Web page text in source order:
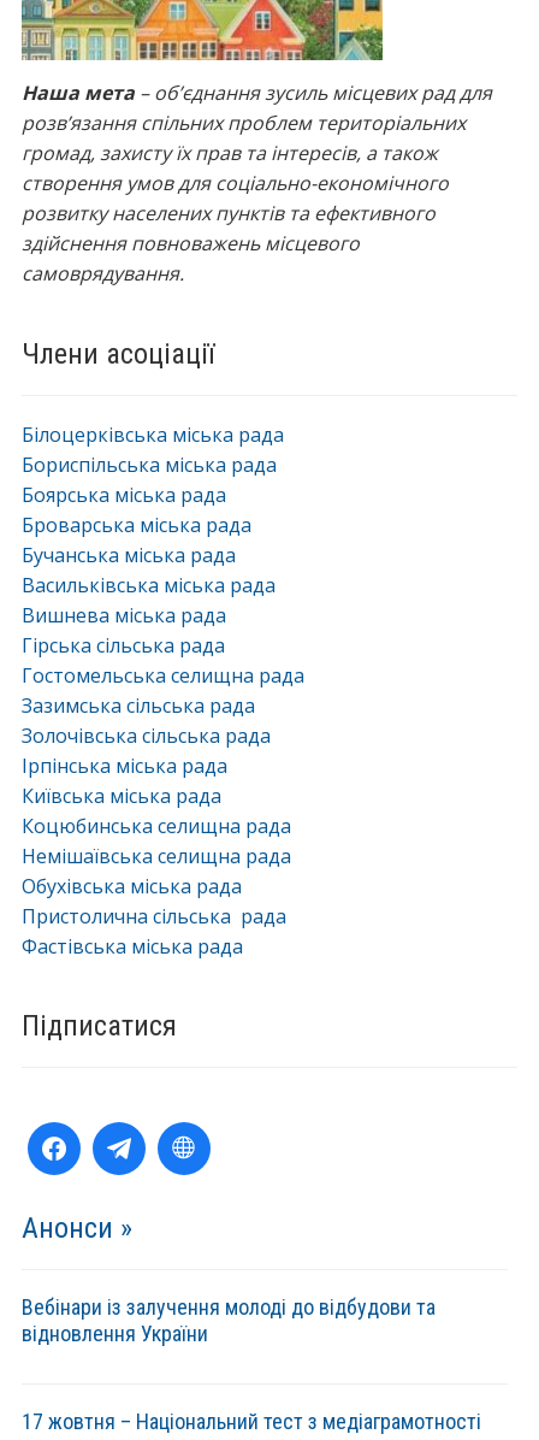
Наша мета– об’єднання зусиль місцевих рад для
розв’язання спільних проблем територіальних
громад, захисту їх прав та інтересів, а також
створення умов для соціально-економічного
розвитку населених пунктів та ефективного
здійснення повноважень місцевого
самоврядування.
Члени асоціації
Білоцерківська міська рада
Бориспільська міська рада
Боярська міська рада
Броварська міська рада
Бучанська міська рада
Васильківська міська рада
Вишнева міська рада
Гірська сільська рада
Гостомельська селищна рада
Зазимська сільська рада
Золочівська сільська рада
Ірпінська міська рада
Київська міська рада
Коцюбинська селищна рада
Немішаївська селищна рада
Обухівська міська рада
Пристолична сільська рада
Фастівська міська рада
Підписатися
Анонси »
Вебінари із залучення молоді до відбудови та
відновлення України
17 жовтня – Національний тест з медіаграмотності